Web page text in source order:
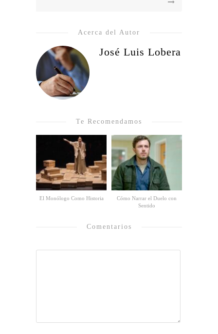
Acerca del Autor
José Luis Lobera
Te Recomendamos
El Monólogo Como Historia
Cómo Narrar el Duelo con
Sentido
Comentarios